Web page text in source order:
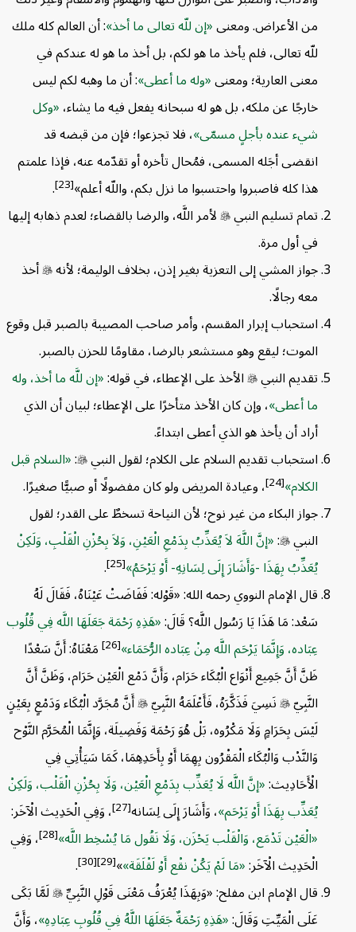
من الأعراض. ومعنى إن للّه تعالى ما أخذ : أن العالم كله ملك
للّه تعالى، فلم يأخذ ما هو لكم، بل أخذ ما هو له عندكم في
معنى العارية؛ ومعنى وله ما أعطى : أن ما وهبه لكم ليس
خارجًا عن ملكه، بل هو له سبحانه يفعل فيه ما يشاء، وكل
شيء عنده بأجلٍ مسمّى ، فلا تجزعوا؛ فإن من قبضه قد
انقضى أجَله المسمى، فمُحال تأخره أو تقدّمه عنه، فإذا علمتم
هذا كله فاصبروا واحتسبوا ما نزل بكم، واللّه أعلم»[23]
.
تمام تسليم النبيلأمر اللَّه، والرضا بالقضاء؛ لعدم ذهابه إليها
في أول مرة.
جواز المشي إلى التعزية بغير إذن، بخلاف الوليمة؛ لأنهأخذ
معه رجالًا.
استحباب إبرار المقسم، وأمر صاحب المصيبة بالصبر قبل وقوع
الموت؛ ليقع وهو مستشعر بالرضا، مقاومًا للحزن بالصبر.
تقديم النبيالأخذ على الإعطاء، في قوله: إن للَّه ما أخذ، وله
ما أعطى ، وإن كان الأخذ متأخرًا على الإعطاء؛ لبيان أن الذي
أراد أن يأخذ هو الذي أعطى ابتداءً.
استحباب تقديم السلام على الكلام؛ لقول النبي
: السلام قبل
الكلام [24]
، وعيادة المريض ولو كان مفضولًا أو صبيًّا صغيرًا.
جواز البكاء من غير نوح؛ لأن النياحة تسخطٌ على القدر؛ لقول
النبي
: إنَّ اللَّهَ لاَ يُعَذِّبُ بِدَمْعِ الْعَيْنِ، وَلاَ بِحُزْنِ الْقَلْبِ، وَلَكِنْ
يُعَذِّبُ بِهَذَا -وَأَشَارَ إِلَى لِسَانِهِ- أَوْ يَرْحَمُ [25]
.
قال الإمام النووي رحمه الله: «قَوْله: فَفَاضَتْ عَيْنَاهُ، فَقَالَ لَهُ
سَعْد: مَا هَذَا يَا رَسُول اللَّه؟ قَالَ: هَذِهِ رَحْمَة جَعَلَهَا اللَّه فِي قُلُوب
عِبَاده، وَإِنَّمَا يَرْحَم اللَّه مِنْ عِبَاده الرُّحَمَاء [26]
مَعْنَاهُ: أَنَّ سَعْدًا
ظَنَّ أَنَّ جَمِيع أَنْوَاع الْبُكَاء حَرَام، وَأَنَّ دَمْع الْعَيْن حَرَام، وَظَنَّ أَنَّ
النَّبِيّنَسِيَ فَذَكَّرَهُ، فَأَعْلَمَهُ النَّبِيّأَنَّ مُجَرَّد الْبُكَاء وَدَمْعٍ بِعَيْنٍ
لَيْسَ بِحَرَامٍ وَلَا مَكْرُوه، بَلْ هُوَ رَحْمَة وَفَضِيلَة، وَإِنَّمَا الْمُحَرَّم النَّوْح
وَالنَّدْب وَالْبُكَاء الْمَقْرُون بِهِمَا أَوْ بِأَحَدِهِمَا، كَمَا سَيَأْتِي فِي
الْأَحَادِيث: إنَّ اللَّه لَا يُعَذِّب بِدَمْعِ الْعَيْن، وَلَا بِحُزْنِ الْقَلْب، وَلَكِنْ
يُعَذِّب بِهَذَا أَوْ يَرْحَم ، وَأَشَارَ إِلَى لِسَانه[27]
، وَفِي الْحَدِيث الْآخَر:
الْعَيْن تَدْمَع، وَالْقَلْب يَحْزَن، وَلَا نَقُول مَا يُسْخِط اللَّه [28]
، وَفِي
الْحَدِيث الْآخَر: مَا لَمْ يَكُنْ نقْع أَوْ لَقْلَقَة »
[29]
[30]
.
قال الإمام ابن مفلح: «وَبِهَذَا يُعْرَفُ مَعْنَى قَوْلِ النَّبِيِّلَمَّا بَكَى
عَلَى الْمَيِّتِ وَقَالَ: هَذِهِ رَحْمَةٌ جَعَلَهَا اللَّهُ فِي قُلُوبِ عِبَادِهِ ، وَأَنَّ